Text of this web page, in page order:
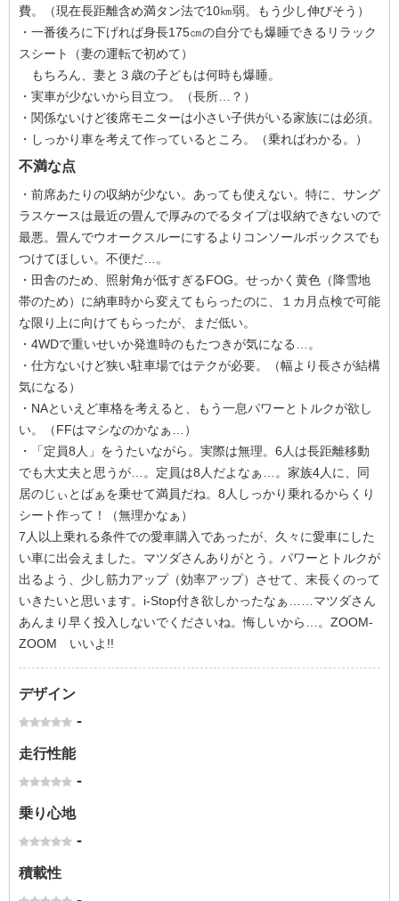
費。（現在長距離含め満タン法で10㎞弱。もう少し伸びそう）
・一番後ろに下げれば身長175㎝の自分でも爆睡できるリラック
スシート（妻の運転で初めて）
もちろん、妻と３歳の子どもは何時も爆睡。
・実車が少ないから目立つ。（長所…？）
・関係ないけど後席モニターは小さい子供がいる家族には必須。
・しっかり車を考えて作っているところ。（乗ればわかる。）
不満な点
・前席あたりの収納が少ない。あっても使えない。特に、サング
ラスケースは最近の畳んで厚みのでるタイプは収納できないので
最悪。畳んでウオークスルーにするよりコンソールボックスでも
つけてほしい。不便だ…。
・田舎のため、照射角が低すぎるFOG。せっかく黄色（降雪地
帯のため）に納車時から変えてもらったのに、１カ月点検で可能
な限り上に向けてもらったが、まだ低い。
・4WDで重いせいか発進時のもたつきが気になる…。
・仕方ないけど狭い駐車場ではテクが必要。（幅より長さが結構
気になる）
・NAといえど車格を考えると、もう一息パワーとトルクが欲し
い。（FFはマシなのかなぁ…）
・「定員8人」をうたいながら。実際は無理。6人は長距離移動
でも大丈夫と思うが…。定員は8人だよなぁ…。家族4人に、同
居のじぃとばぁを乗せて満員だね。8人しっかり乗れるからくり
シート作って！（無理かなぁ）
7人以上乗れる条件での愛車購入であったが、久々に愛車にした
い車に出会えました。マツダさんありがとう。パワーとトルクが
出るよう、少し筋力アップ（効率アップ）させて、末長くのって
いきたいと思います。i-Stop付き欲しかったなぁ……マツダさん
あんまり早く投入しないでくださいね。悔しいから…。ZOOM-
ZOOM いいよ!!
デザイン
-
走行性能
-
乗り心地
-
積載性